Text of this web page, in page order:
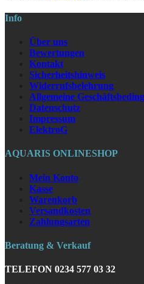
Info
Über uns
Bewertungen
Kontakt
Sicherheitshinweis
Widerrufsbelehrung
Allgemeine
Datenschutz
Impressum
ElektroG
AQUARIS ONLINESHOP
Mein Konto
Kasse
Warenkorb
Versandkosten
Zahlungsarten
Beratung & Verkauf
TELEFON 0234 577 03 32